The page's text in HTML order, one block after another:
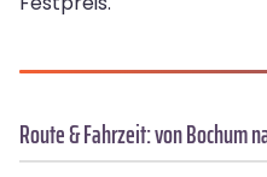
Route & Fahrzeit: von Bochum